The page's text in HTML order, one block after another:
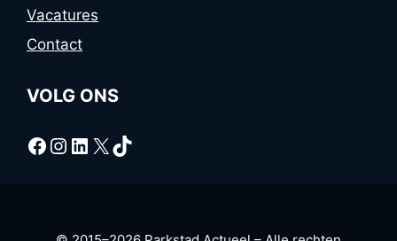
Vacatures
Contact
VOLG ONS
Facebook
Instagram
LinkedIn
X TikTok